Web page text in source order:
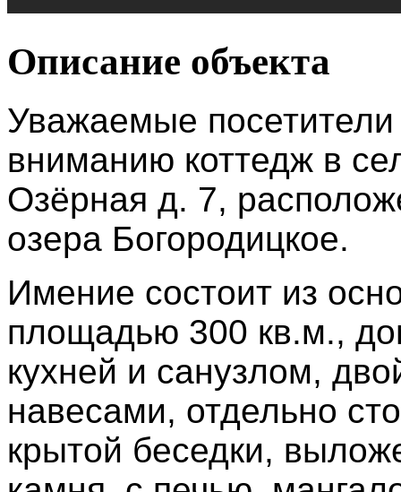
Описание объекта
Уважаемые
вниманию коттедж в
Озёрная д. 7,
озера Богородицкое.
Имение состоит из
площадью 300 кв.м.,
кухней и санузлом,
навесами, отдельно
крытой беседки,